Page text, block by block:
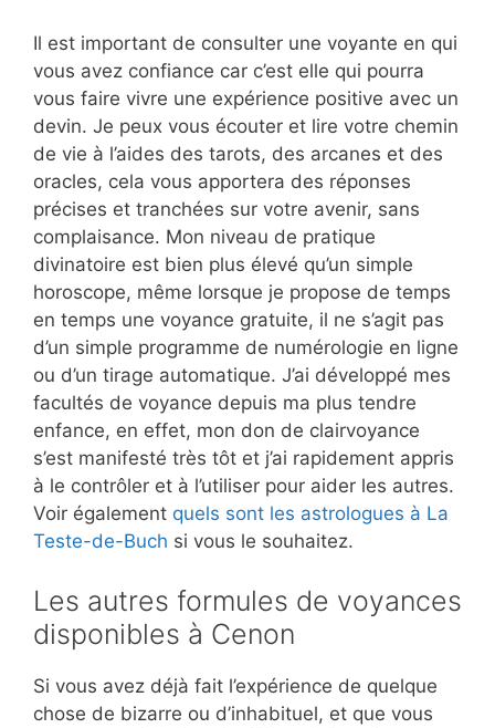
Il est important de consulter une voyante en qui
vous avez confiance car c’est elle qui pourra
vous faire vivre une expérience positive avec un
devin. Je peux vous écouter et lire votre chemin
de vie à l’aides des tarots, des arcanes et des
oracles, cela vous apportera des réponses
précises et tranchées sur votre avenir, sans
complaisance. Mon niveau de pratique
divinatoire est bien plus élevé qu’un simple
horoscope, même lorsque je propose de temps
en temps une voyance gratuite, il ne s’agit pas
d’un simple programme de numérologie en ligne
ou d’un tirage automatique. J’ai développé mes
facultés de voyance depuis ma plus tendre
enfance, en effet, mon don de clairvoyance
s’est manifesté très tôt et j’ai rapidement appris
à le contrôler et à l’utiliser pour aider les autres.
Voir également quels sont les astrologues à La
Teste-de-Buch si vous le souhaitez.
Les autres formules de voyances
disponibles à Cenon
Si vous avez déjà fait l’expérience de quelque
chose de bizarre ou d’inhabituel, et que vous